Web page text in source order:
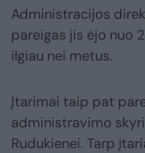
Administracijos
pareigas jis ėjo nuo
ilgiau nei metus.
Įtarimai taip pat
administravimo
Rudukienei. Tarp